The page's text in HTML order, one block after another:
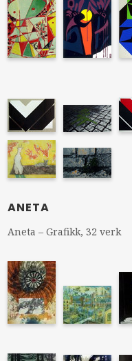
ANETA
Aneta – Grafikk, 32 verk